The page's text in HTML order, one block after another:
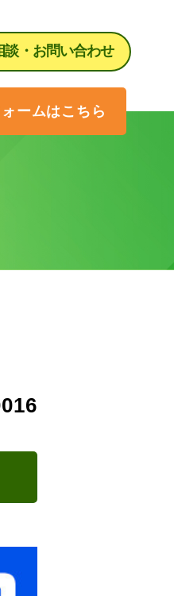
談・お問い合わせ
ームはこちら